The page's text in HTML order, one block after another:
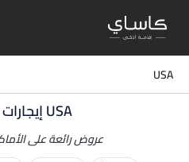
USA
USA إيجارات العطلات
عروض رائعة على